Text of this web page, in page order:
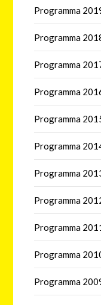
Programma
Programma
Programma
Programma
Programma
Programma
Programma
Programma
Programma
Programma
Programma